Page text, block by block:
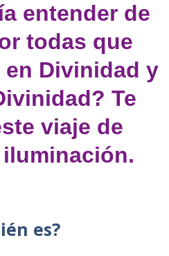
entender de
todas que
Divinidad y
Te
viaje de
es?